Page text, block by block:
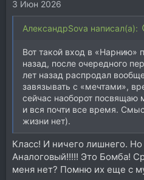
:3 Июн 2026
АлександрSova написал(а):
Вот такой вход в «Нарнию»
назад, после очередного
лет назад распродал
завязывать с «мечтами»,
сейчас наоборот посвящаю
и вся почти все время.
жизни нет).
Класс! И ничего лишнего.
Аналоговый!!!!! Это Бомба!
меня нет? Помню их еще с